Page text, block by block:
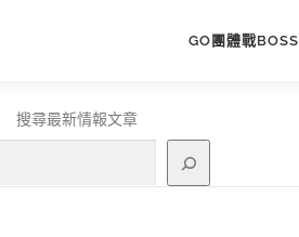
GO團體戰BOSS
搜尋最新情報文章